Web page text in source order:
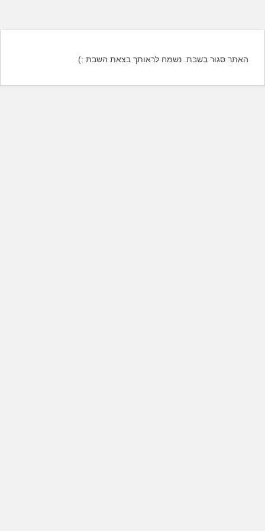
האתר סגור בשבת. נשמח לראותך בצאת השבת :)